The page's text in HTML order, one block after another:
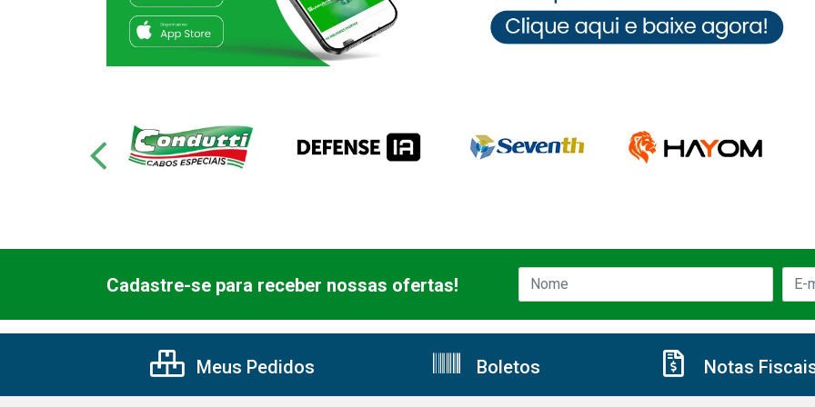
Cadastre-se para receber nossas ofertas!
Meus Pedidos Boletos Notas